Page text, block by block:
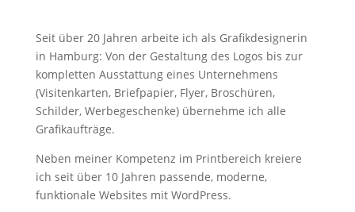
Seit über 20 Jahren arbeite ich als Grafik­designerin
in Hamburg: Von der Gestaltung des Logos bis zur
kompletten Ausstattung eines Unternehmens
(Visitenkarten, Briefpapier, Flyer, Broschüren,
Schilder, Werbegeschenke) übernehme ich alle
Grafikaufträge.
Neben meiner Kompetenz im Printbereich kreiere
ich seit über 10 Jahren passende, moderne,
funktionale Websites mit WordPress.